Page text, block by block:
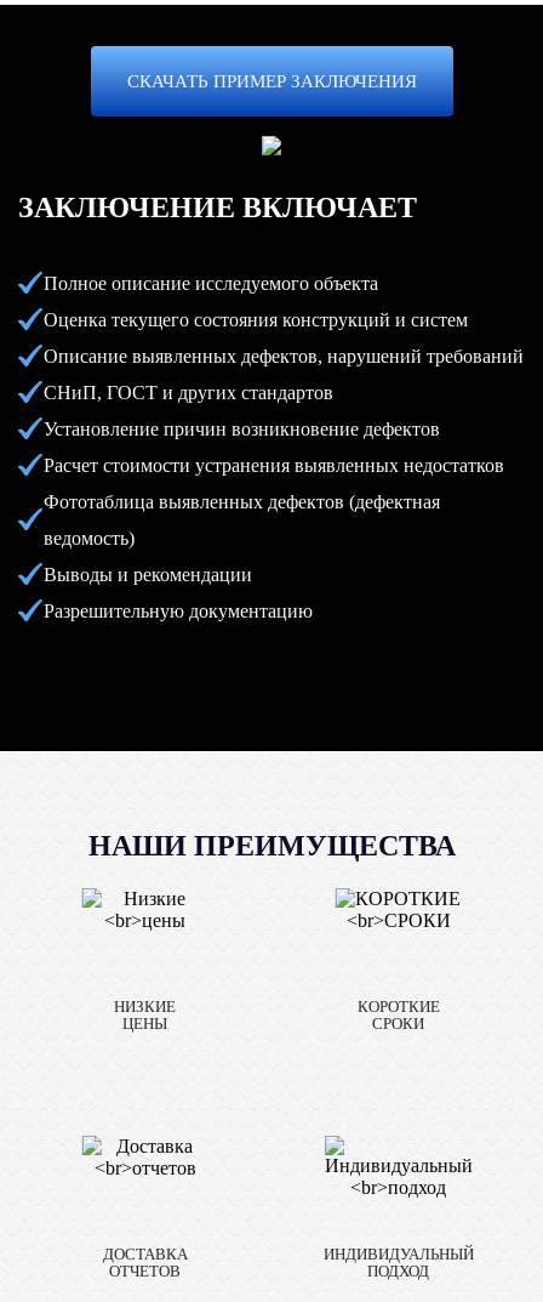
ЗАКЛЮЧЕНИЕ ВКЛЮЧАЕТ
Полное описание исследуемого объекта
Оценка текущего состояния конструкций и систем
Описание выявленных дефектов, нарушений требований
СНиП, ГОСТ и других стандартов
Установление причин возникновение дефектов
Расчет стоимости устранения выявленных недостатков
Фототаблица выявленных дефектов (дефектная
ведомость)
Выводы и рекомендации
Разрешительную документацию
СКАЧАТЬ ПРИМЕР ЗАКЛЮЧЕНИЯ
НАШИ ПРЕИМУЩЕСТВА
НИЗКИЕ
ЦЕНЫ
КОРОТКИЕ
СРОКИ
ДОСТАВКА
ОТЧЕТОВ
ИНДИВИДУАЛЬНЫЙ
ПОДХОД